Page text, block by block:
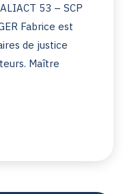
53 – SCP
Fabrice est
de justice
Maître